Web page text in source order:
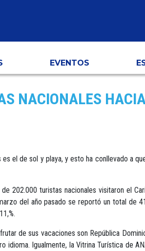
EVENTOS
NACIONALES
el de sol y playa, y esto ha conllevado a
202.000 turistas nacionales visitaron el
del año pasado se reportó un total de
de sus vacaciones son República
idioma. Igualmente, la Vitrina Turística de